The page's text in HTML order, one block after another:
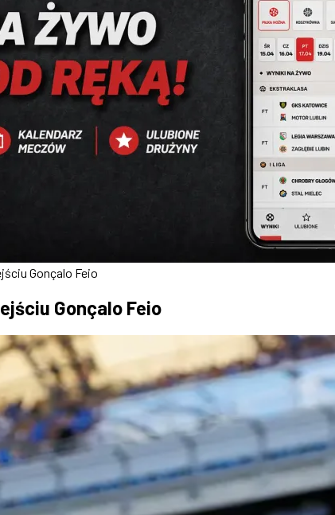
Gonçalo Feio
Gonçalo Feio